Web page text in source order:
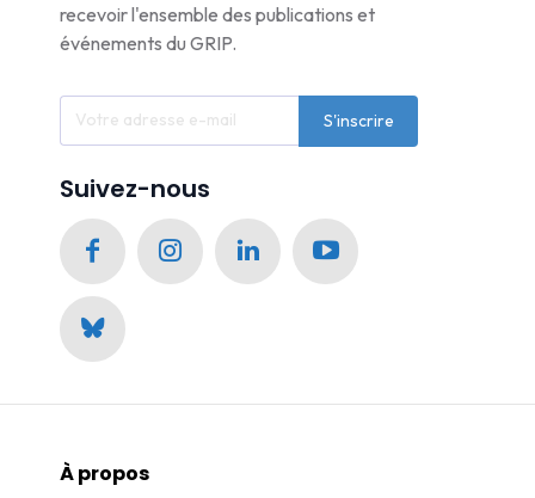
recevoir l'ensemble des publications et
événements du GRIP.
S'inscrire
Suivez-nous
À propos